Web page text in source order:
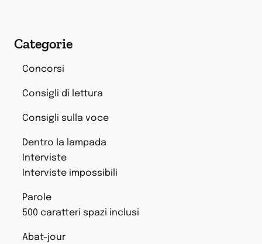
Categorie
Concorsi
Consigli di lettura
Consigli sulla voce
Dentro la lampada
Interviste
Interviste impossibili
Parole
500 caratteri spazi inclusi
Abat-jour